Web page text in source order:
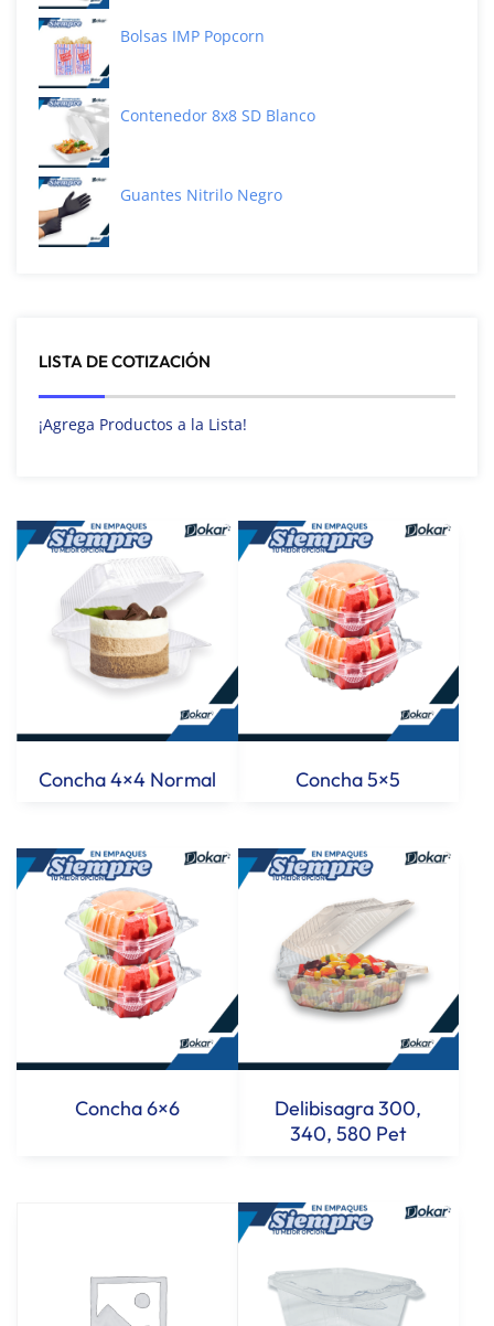
Bolsas IMP Popcorn
Contenedor 8x8 SD Blanco
Guantes Nitrilo Negro
LISTA DE COTIZACIÓN
¡Agrega Productos a la Lista!
Concha 4×4 Normal Concha 5×5
Concha 6×6
Delibisagra 300,
340, 580 Pet